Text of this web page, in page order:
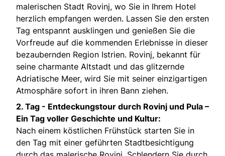
malerischen Stadt Rovinj, wo Sie in Ihrem Hotel
herzlich empfangen werden. Lassen Sie den ersten
Tag entspannt ausklingen und genießen Sie die
Vorfreude auf die kommenden Erlebnisse in dieser
bezaubernden Region Istrien. Rovinj, bekannt für
seine charmante Altstadt und das glitzernde
Adriatische Meer, wird Sie mit seiner einzigartigen
Atmosphäre sofort in ihren Bann ziehen.
2. Tag - Entdeckungstour durch Rovinj und Pula –
Ein Tag voller Geschichte und Kultur:
Nach einem köstlichen Frühstück starten Sie in
den Tag mit einer geführten Stadtbesichtigung